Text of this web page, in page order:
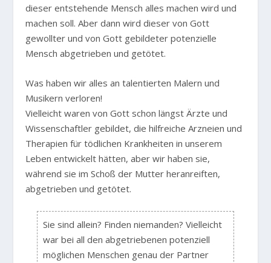
dieser entstehende Mensch alles machen wird und
machen soll. Aber dann wird dieser von Gott
gewollter und von Gott gebildeter potenzielle
Mensch abgetrieben und getötet.
Was haben wir alles an talentierten Malern und
Musikern verloren!
Vielleicht waren von Gott schon längst Ärzte und
Wissenschaftler gebildet, die hilfreiche Arzneien und
Therapien für tödlichen Krankheiten in unserem
Leben entwickelt hätten, aber wir haben sie,
während sie im Schoß der Mutter heranreiften,
abgetrieben und getötet.
Sie sind allein? Finden niemanden? Vielleicht
war bei all den abgetriebenen potenziell
möglichen Menschen genau der Partner